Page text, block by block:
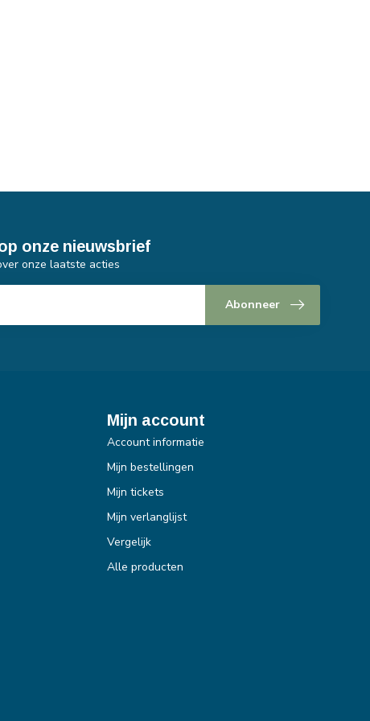
onze nieuwsbrief
onze laatste acties
Abonneer
Mijn account
Account informatie
Mijn bestellingen
Mijn tickets
Mijn verlanglijst
Vergelijk
Alle producten